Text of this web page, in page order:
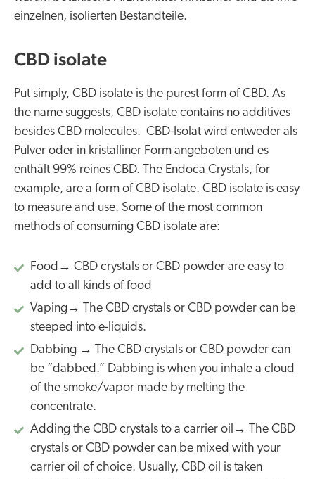
einzelnen, isolierten Bestandteile.
CBD isolate
Put simply, CBD isolate is the purest form of CBD. As
the name suggests, CBD isolate contains no additives
besides CBD molecules. CBD-Isolat wird entweder als
Pulver oder in kristalliner Form angeboten und es
enthält 99% reines CBD. The Endoca Crystals, for
example, are a form of CBD isolate. CBD isolate is easy
to measure and use. Some of the most common
methods of consuming CBD isolate are:
Food→ CBD crystals or CBD powder are easy to
add to all kinds of food
Vaping→ The CBD crystals or CBD powder can be
steeped into e-liquids.
Dabbing → The CBD crystals or CBD powder can
be “dabbed.” Dabbing is when you inhale a cloud
of the smoke/vapor made by melting the
concentrate.
Adding the CBD crystals to a carrier oil→ The CBD
crystals or CBD powder can be mixed with your
carrier oil of choice. Usually, CBD oil is taken